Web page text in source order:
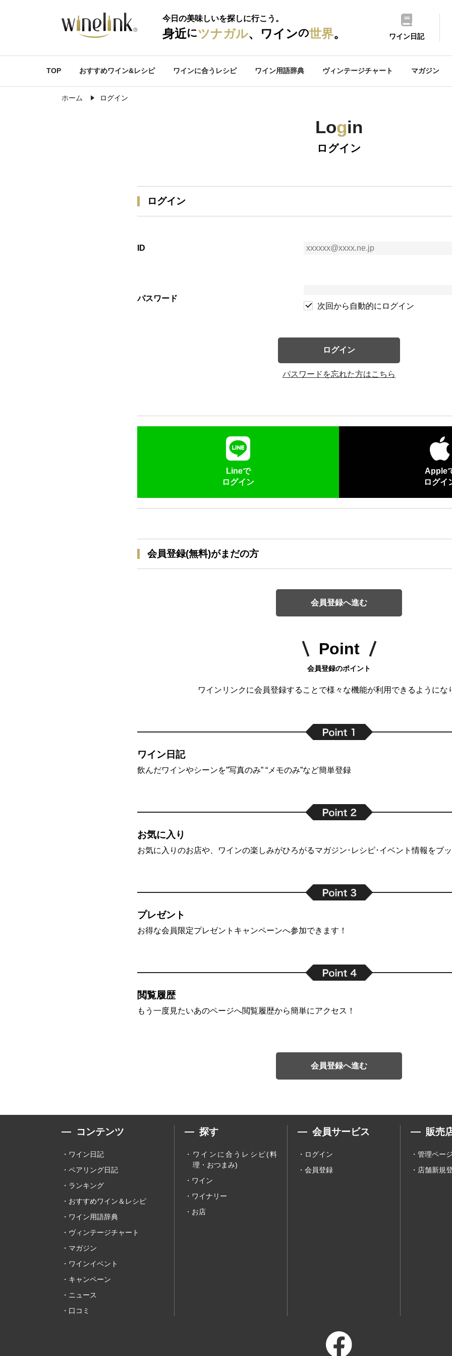
今日の美味しいを探しに行こう。
身近にツナガル、ワインの世界。 ワイン日記
TOP おすすめワイン&レシピ ワインに合うレシピ ワイン用語辞典 ヴィンテージチャート マガジン
ホーム ログイン
Login
ログイン
ログイン
ID
パスワード
次回から自動的にログイン
ログイン
パスワードを忘れた方はこちら
Lineで
ログイン
Apple
ログイ
会員登録(無料)がまだの方
会員登録へ進む
Point
会員登録のポイント
ワインリンクに会員登録することで様々な機能が利用できるようにな
ワイン日記
飲んだワインやシーンを”写真のみ” “メモのみ”など簡単登録
お気に入り
お気に入りのお店や、ワインの楽しみがひろがるマガジン･レシピ･イベント情報をブ
プレゼント
お得な会員限定プレゼントキャンペーンへ参加できます！
閲覧履歴
もう一度見たいあのページへ閲覧履歴から簡単にアクセス！
会員登録へ進む
コンテンツ
ワイン日記
ペアリング日記
ランキング
おすすめワイン＆レシピ
ワイン用語辞典
ヴィンテージチャート
マガジン
ワインイベント
キャンペーン
ニュース
口コミ
探す
ワインに合うレシピ(料
理・おつまみ)
ワイン
ワイナリー
お店
会員サービス
ログイン
会員登録
販売
管理ペー
店舗新規